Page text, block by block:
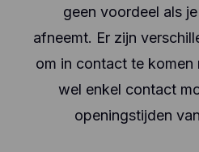
geen voordeel als
afneemt. Er zijn
om in contact te komen
wel enkel contact
openingstijden